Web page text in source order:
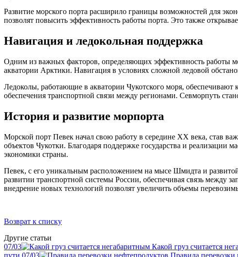
Развитие морского порта расширило границы возможностей для
позволят повысить эффективность работы порта. Это также
Навигация и ледокольная поддержка
Одним из важных факторов, определяющих эффективность работы
акватории Арктики. Навигация в условиях сложной ледовой
Ледоколы, работающие в акватории Чукотского моря,
обеспечения транспортной связи между регионами. Севморпуть
История и развитие морпорта
Морской порт Певек начал свою работу в середине XX века, став
объектов Чукотки. Благодаря поддержке государства и реализации
экономики страны.
Певек, с его уникальным расположением на мысе Шмидта и
развитии транспортной системы России, обеспечивая связь между
внедрение новых технологий позволят увеличить объемы
Возврат к списку
Другие статьи
07/03 Какой груз считается
пути 07/03 Правила перевозки